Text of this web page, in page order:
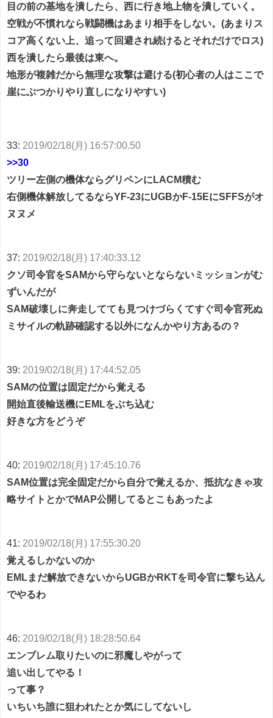
目の前の基地を潰したら、西に行き地上物を潰していく。
空戦が不慣れなら戦闘機はあまり相手をしない。(あまりス
コア高くない上、追って回避され続けるとそれだけでロス)
西を潰したら最後は東へ。
地形が複雑だから無理な攻撃は避ける(初心者の人はここで
崖にぶつかりやり直しになりやすい)
33: 2019/02/18(月) 16:57:00.50
>>30
ツリー左側の機体ならグリペンにLACM積む
右側機体解放してるならYF-23にUGBかF-15EにSFFSがオ
ヌヌメ
37: 2019/02/18(月) 17:40:33.12
クソ司令官をSAMから守らないとならないミッションがむ
ずいんだが
SAM破壊しに奔走してても見つけづらくてすぐ司令官死ぬ
ミサイルの軌跡確認する以外になんかやり方あるの？
39: 2019/02/18(月) 17:44:52.05
SAMの位置は固定だから覚える
開始直後輸送機にEMLをぶち込む
好きな方をどうぞ
40: 2019/02/18(月) 17:45:10.76
SAM位置は完全固定だから自分で覚えるか、抵抗なきゃ攻
略サイトとかでMAP公開してるとこもあったよ
41: 2019/02/18(月) 17:55:30.20
覚えるしかないのか
EMLまだ解放できないからUGBかRKTを司令官に撃ち込ん
でやるわ
46: 2019/02/18(月) 18:28:50.64
エンブレム取りたいのに邪魔しやがって
追い出してやる！
って事？
いちいち誰に狙われたとか気にしてないし